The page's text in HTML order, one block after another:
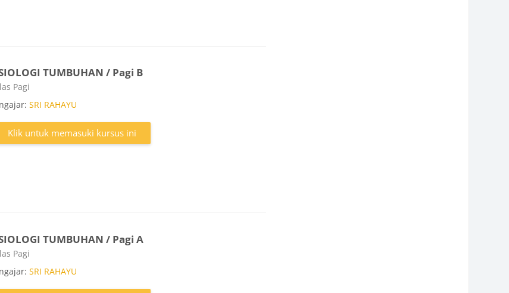
TUMBUHAN / Pagi B
kursus
Pagi
SRI RAHAYU
Klik untuk memasuki kursus ini
TUMBUHAN / Pagi A
kursus
Pagi
SRI RAHAYU